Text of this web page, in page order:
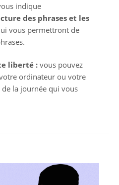
indique
des phrases et les
vous permettront de
liberté : vous pouvez
ordinateur ou votre
la journée qui vous